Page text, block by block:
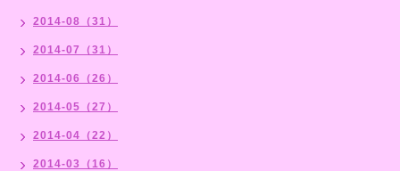
2014-08（31）
2014-07（31）
2014-06（26）
2014-05（27）
2014-04（22）
2014-03（16）